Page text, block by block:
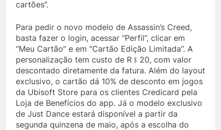
cartões”.
Para pedir o novo modelo de Assassin’s Creed,
basta fazer o login, acessar “Perfil”, clicar em
“Meu Cartão” e em “Cartão Edição Limitada”. A
personalização tem custo de R﹩20, com valor
descontado diretamente da fatura. Além do layout
exclusivo, o cartão dá 10% de desconto em jogos
da Ubisoft Store para os clientes Credicard pela
Loja de Benefícios do app. Já o modelo exclusivo
de Just Dance estará disponível a partir da
segunda quinzena de maio, após a escolha do